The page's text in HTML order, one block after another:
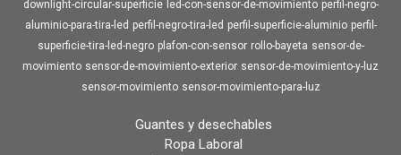
downlight-circular-superficie
led-con-sensor-de-movimiento perfil-negro-
aluminio-para-tira-led perfil-negro-tira-led perfil-superficie-aluminio perfil-
superficie-tira-led-negro plafon-con-sensor rollo-bayeta sensor-de-
movimiento sensor-de-movimiento-exterior sensor-de-movimiento-y-luz
sensor-movimiento sensor-movimiento-para-luz
Guantes y desechables
Ropa Laboral